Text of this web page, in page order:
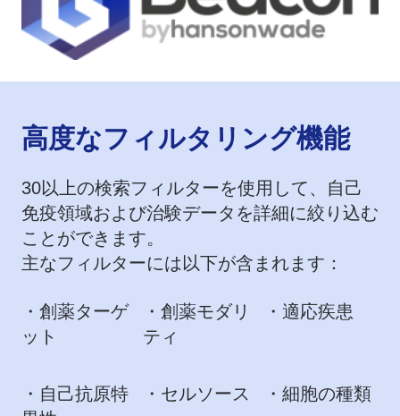
​高度なフィルタリング機能
30以上の検索フィルターを使用して、自己
免疫領域および治験データを詳細に絞り込む
ことができます。
主なフィルターには以下が含まれます：
・創薬ターゲ
ット
・創薬モダリ
ティ
​・適応疾患
・自己抗原特
・セルソース ・細胞の種類